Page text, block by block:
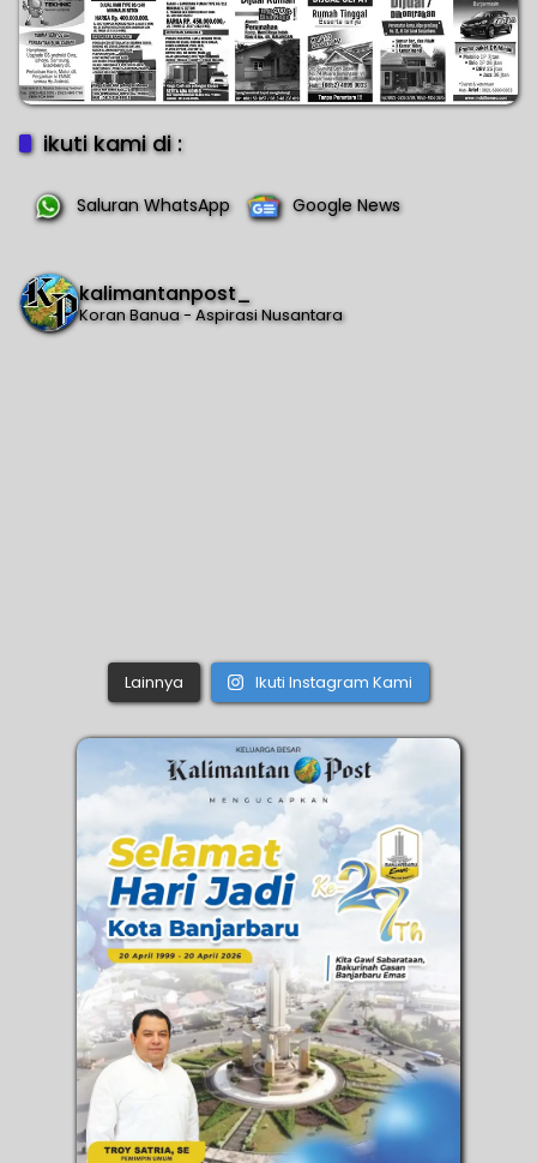
ikuti kami di :
Saluran WhatsApp Google News
kalimantanpost_
Koran Banua - Aspirasi Nusantara
Lainnya Ikuti Instagram Kami